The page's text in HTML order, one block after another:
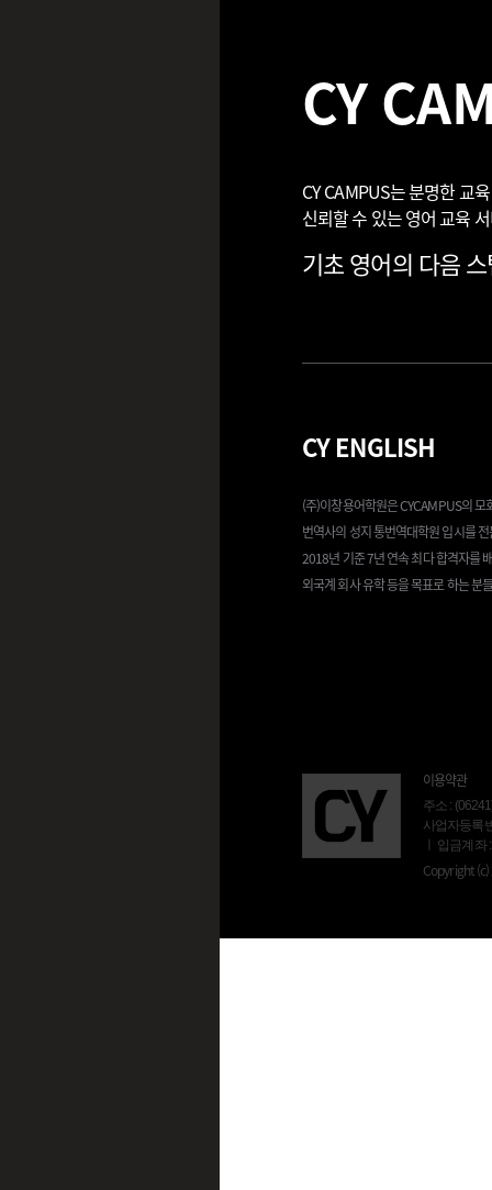
CY
CY CAMPUS는 분명한 교
신뢰할 수 있는 영어 교육
기초 영어의 다음
CY ENGLISH
(주)이창용어학원은 CYCAMPUS의
번역사의 성지 통번역대학원 입시를
2018년 기준 7년 연속 최다 합격자를
외국계 회사 유학 등을 목표로 하는 분
이용약관
주소 :
사업자등록
ㅣ 입금계
Copyright